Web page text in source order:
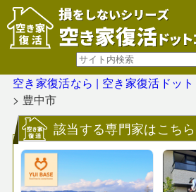
空き家復活なら | 空き家復活ドッ
> 豊中市
該当する専門家はこちら